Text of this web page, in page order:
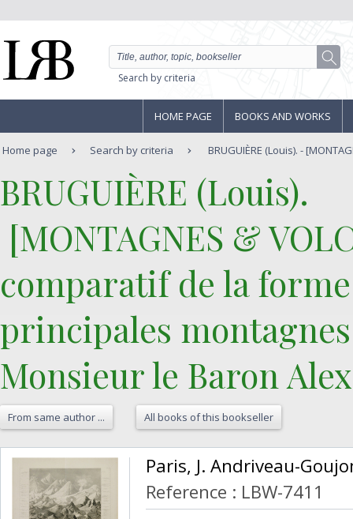
Search by criteria
HOME PAGE BOOKS AND WORKS
Home page Search by criteria BRUGUIÈRE (Louis). -
‎BRUGUIÈRE (Louis).‎
[MONTAGNES &
comparatif de la
principales
Monsieur le Baron
From same author ... All books of this bookseller
‎Paris, J. Andriveau-
Reference : LBW-7411